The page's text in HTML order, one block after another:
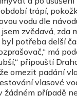
trápí,
vodu dle
zvědavá, zda
potřeba delší
má
připouští
omezit padání
vlasové
žádném případě